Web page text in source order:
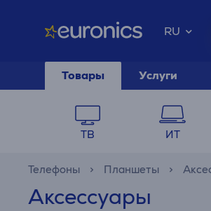
RU
Товары Услуги
ТВ ИТ
Телефоны Планшеты
Аксессуары